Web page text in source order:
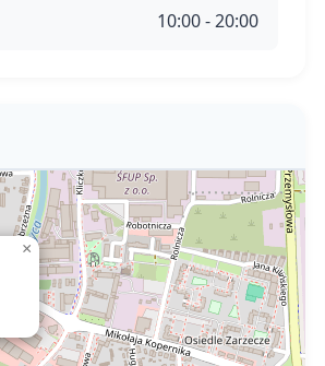
10:00 - 20:00
×